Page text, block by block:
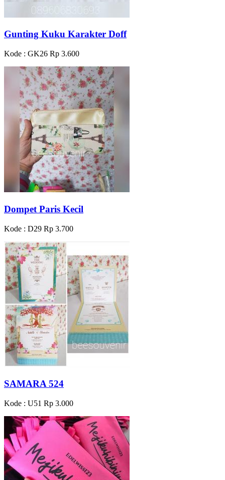
Gunting Kuku Karakter Doff
Kode : GK26 Rp 3.600
Dompet Paris Kecil
Kode : D29 Rp 3.700
SAMARA 524
Kode : U51 Rp 3.000